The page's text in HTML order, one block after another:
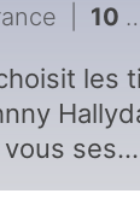
10 - L'instant David Hallyday : "Diego", c'est une chanson de stades très forte !
les
ses